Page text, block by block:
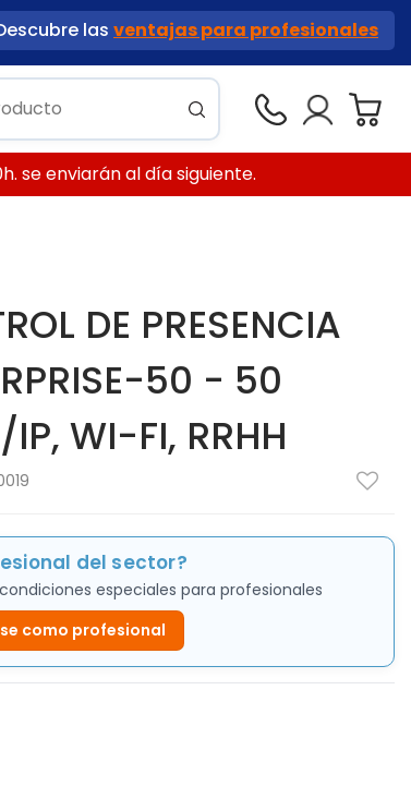
las ventajas para profesionales
se enviarán al día siguiente.
DE PRESENCIA
50 - 50
IP, WI-FI, RRHH
del sector?
especiales para profesionales
como profesional